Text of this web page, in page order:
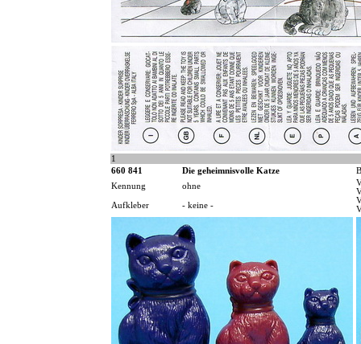
1
660 841
Die geheimnisvolle Katze
Kennung
ohne
Aufkleber - keine -